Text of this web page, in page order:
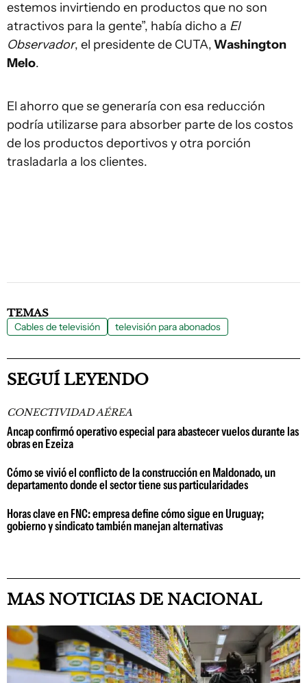
estemos invirtiendo en productos que no son
atractivos para la gente”, había dicho a El
Observador, el presidente de CUTA,Washington
Melo.
El ahorro que se generaría con esa reducción
podría utilizarse para absorber parte de los costos
de los productos deportivos y otra porción
trasladarla a los clientes.
TEMAS
Cables de televisión televisión para abonados
SEGUÍ LEYENDO
CONECTIVIDAD AÉREA
Ancap confirmó operativo especial para abastecer vuelos durante las
obras en Ezeiza
Cómo se vivió el conflicto de la construcción en Maldonado, un
departamento donde el sector tiene sus particularidades
Horas clave en FNC: empresa define cómo sigue en Uruguay;
gobierno y sindicato también manejan alternativas
MAS NOTICIAS DE NACIONAL